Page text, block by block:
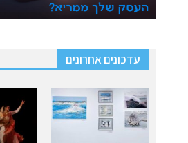
עדכונים אחרונים